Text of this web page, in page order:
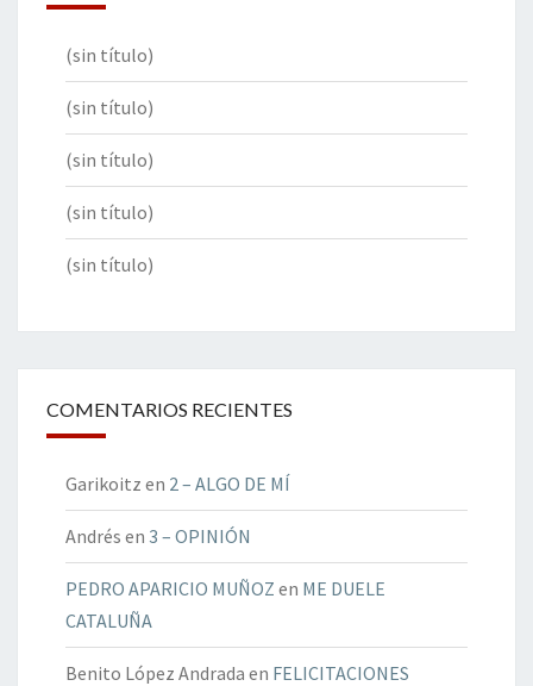
(sin título)
(sin título)
(sin título)
(sin título)
(sin título)
COMENTARIOS RECIENTES
Garikoitz en 2 – ALGO DE MÍ
Andrés en 3 – OPINIÓN
PEDRO APARICIO MUÑOZ en ME DUELE
CATALUÑA
Benito López Andrada en FELICITACIONES